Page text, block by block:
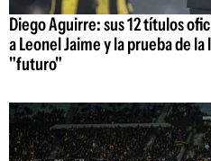
Diego Aguirre: sus 12 títulos
a Leonel Jaime y la prueba de
"futuro"